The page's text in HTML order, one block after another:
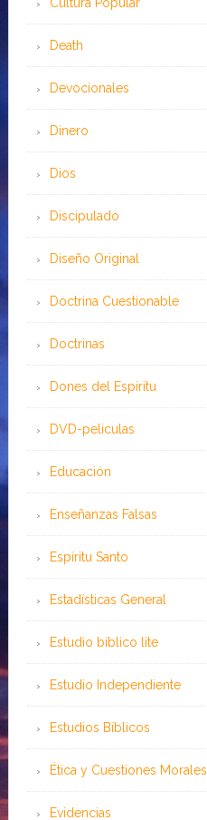
Death
Devocionales
Dinero
Dios
Discipulado
Diseño Original
Doctrina Cuestionable
Doctrinas
Dones del Espíritu
DVD-peliculas
Educación
Enseñanzas Falsas
Espíritu Santo
Estadísticas General
Estudio bíblico lite
Estudio Independiente
Estudios Bíblicos
Ética y Cuestiones Morales
Evidencias